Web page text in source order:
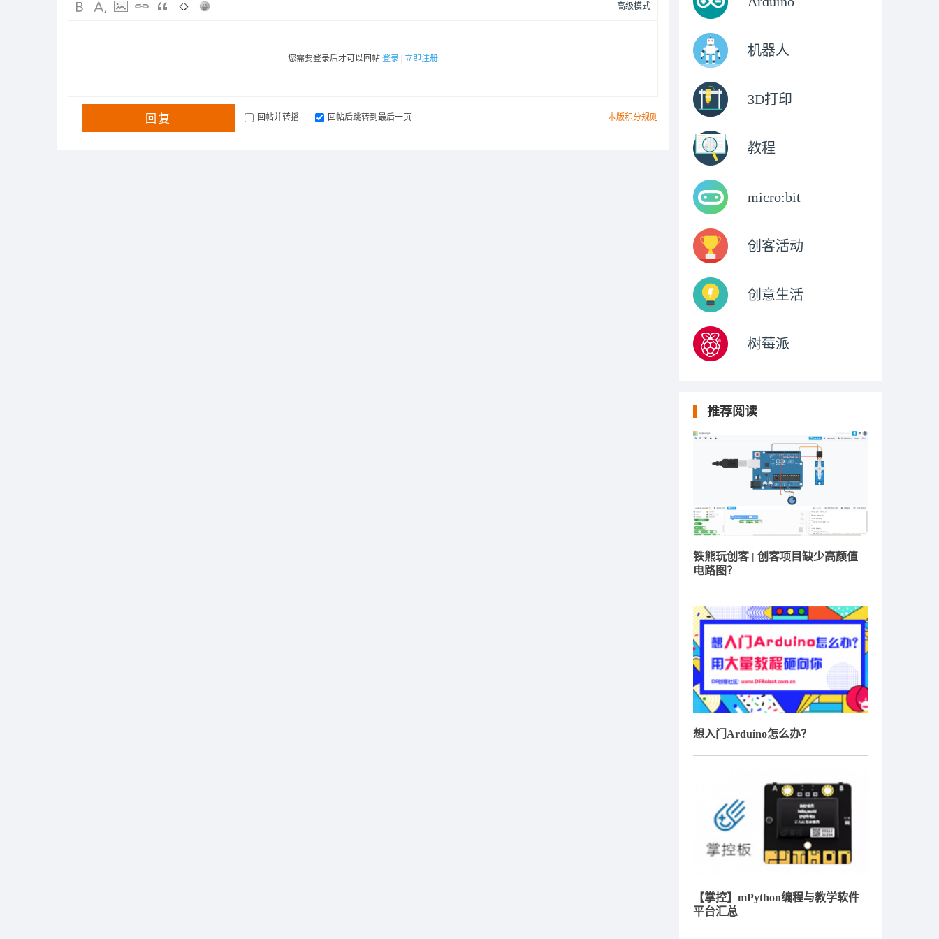
高级模式
您需要登录后才可以回帖 登录 立即注册
本版积分规则
回复 回帖并转播 回帖后跳转到最后一页
机器人
3D打印
教程
micro:bit
创客活动
创意生活
树莓派
推荐阅读
铁熊玩创客 | 创客项目缺少高颜值
电路图？
想入门Arduino怎么办？
【掌控】mPython编程与教学软件
平台汇总